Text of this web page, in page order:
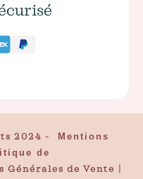
2024 -
Mentions
de
Générales de Vente